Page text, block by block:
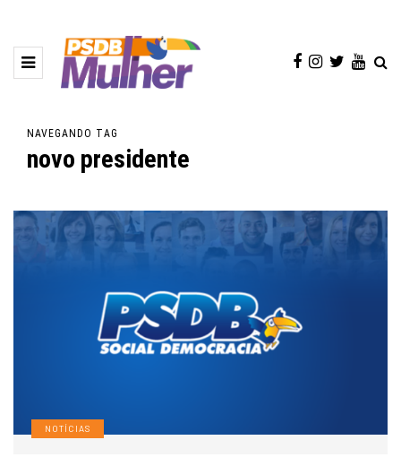
NAVEGANDO TAG
novo presidente
NOTÍCIAS